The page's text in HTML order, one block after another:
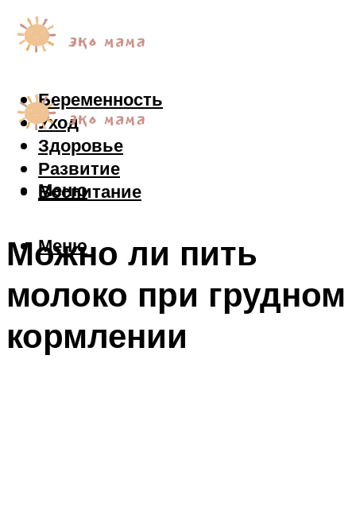
Беременность
Уход
Здоровье
Развитие
Воспитание
Меню
Меню
Можно ли пить
молоко при грудном
кормлении